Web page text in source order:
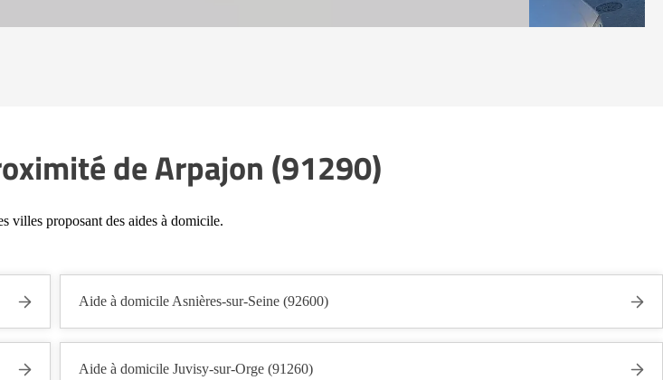
de Arpajon (91290)
villes proposant des aides à domicile.
Aide à domicile Asnières-sur-Seine (92600)
Aide à domicile Juvisy-sur-Orge (91260)